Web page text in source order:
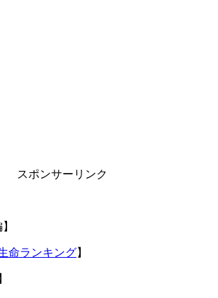
スポンサーリンク
命ランキング】
】